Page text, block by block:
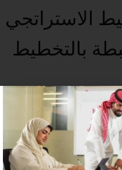
الاستراتجي
بالتخطيط